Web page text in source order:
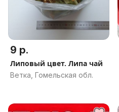
9 р.
Липовый цвет. Липа чай
Ветка, Гомельская обл.